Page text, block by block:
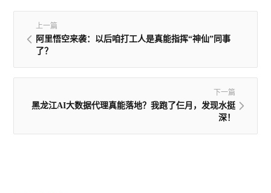
上一篇
阿里悟空来袭：以后咱打工人是真能指挥“神仙”同事
了？
下一篇
黑龙江AI大数据代理真能落地？我跑了仨月，发现水挺
深！